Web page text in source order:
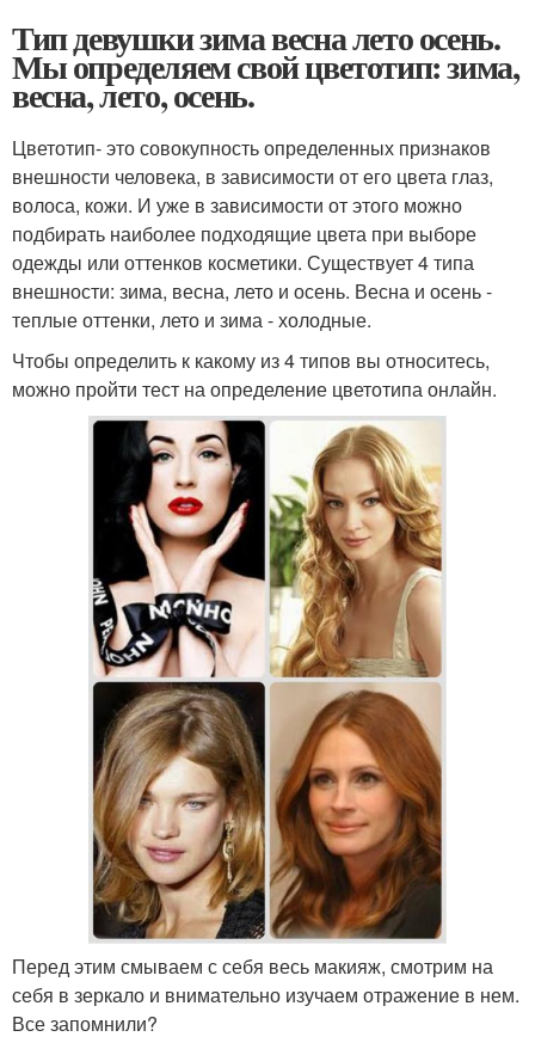
Тип девушки зима весна лето осень.
Мы определяем свой цветотип: зима,
весна, лето, осень.
Цветотип- это совокупность определенных признаков
внешности человека, в зависимости от его цвета глаз,
волоса, кожи. И уже в зависимости от этого можно
подбирать наиболее подходящие цвета при выборе
одежды или оттенков косметики. Существует 4 типа
внешности: зима, весна, лето и осень. Весна и осень -
теплые оттенки, лето и зима - холодные.
Чтобы определить к какому из 4 типов вы относитесь,
можно пройти тест на определение цветотипа онлайн.
Перед этим смываем с себя весь макияж, смотрим на
себя в зеркало и внимательно изучаем отражение в нем.
Все запомнили?